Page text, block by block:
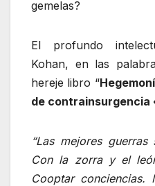
gemelas?
El profundo
Kohan, en las
hereje libro “
de contrainsurgencia
“Las mejores guerras
Con la zorra y el
Cooptar conciencias.